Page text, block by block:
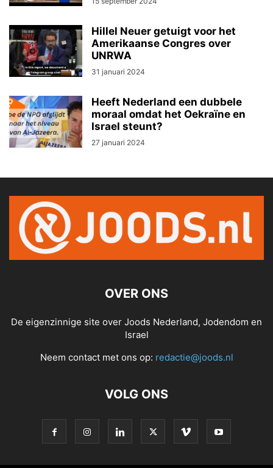
Hillel Neuer getuigt voor het
Amerikaanse Congres over
UNRWA
31 januari 2024
Heeft Nederland een dubbele
moraal omdat het Oekraïne en
Israel steunt?
27 januari 2024
OVER ONS
De eigenzinnige site over Joods Nederland, Jodendom en
Israel
Neem contact met ons op: redactie@joods.nl
VOLG ONS